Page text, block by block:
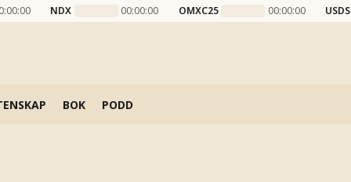
NDX 00:00:00 OMXC25 00:00:00
BOK PODD